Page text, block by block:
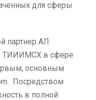
для сферы
партнер АЛ
ТИИИМСХ в сфере
основным
Посредством
в полной